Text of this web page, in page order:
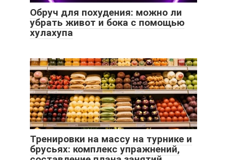
Обруч для похудения: можно ли
убрать живот и бока с помощью
хулахупа
Тренировки на массу на турнике и
брусьях: комплекс упражнений,